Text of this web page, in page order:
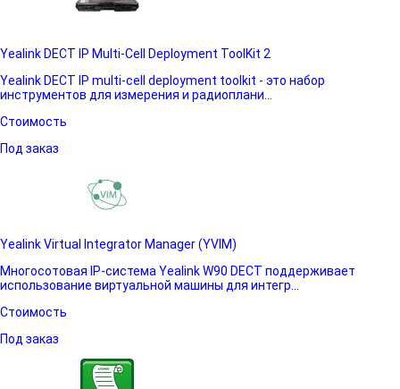
Yealink DECT IP Multi-Cell Deployment ToolKit 2
Yealink DECT IP multi-cell deployment toolkit - это набор
инструментов для измерения и радиоплани...
Стоимость
Под заказ
Yealink Virtual Integrator Manager (YVIM)
Многосотовая IP-система Yealink W90 DECT поддерживает
использование виртуальной машины для интегр...
Стоимость
Под заказ